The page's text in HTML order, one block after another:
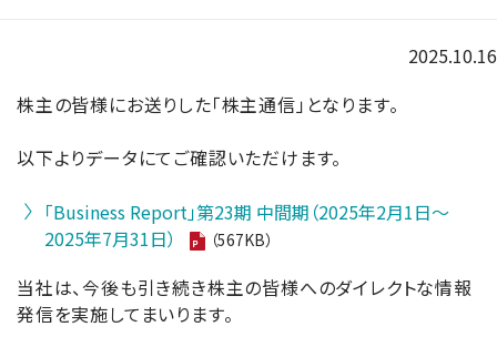
2025.10.16
株主の皆様にお送りした「株主通信」となります。
以下よりデータにてご確認いただけます。
「Business Report」第23期 中間期（2025年2月1日～
2025年7月31日）
（567KB）
当社は、今後も引き続き株主の皆様へのダイレクトな情報
発信を実施してまいります。